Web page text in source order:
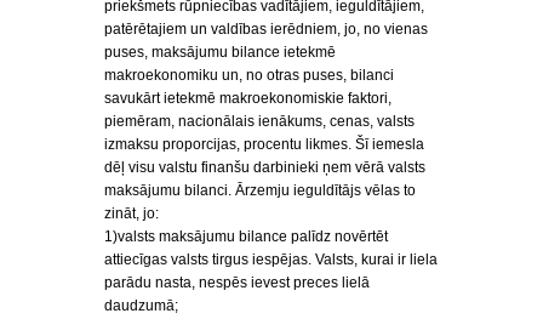
priekšmets rūpniecības vadītājiem, ieguldītājiem,
patērētajiem un valdības ierēdniem, jo, no vienas
puses, maksājumu bilance ietekmē
makroekonomiku un, no otras puses, bilanci
savukārt ietekmē makroekonomiskie faktori,
piemēram, nacionālais ienākums, cenas, valsts
izmaksu proporcijas, procentu likmes. Šī iemesla
dēļ visu valstu finanšu darbinieki ņem vērā valsts
maksājumu bilanci. Ārzemju ieguldītājs vēlas to
zināt, jo:
1)valsts maksājumu bilance palīdz novērtēt
attiecīgas valsts tirgus iespējas. Valsts, kurai ir liela
parādu nasta, nespēs ievest preces lielā
daudzumā;